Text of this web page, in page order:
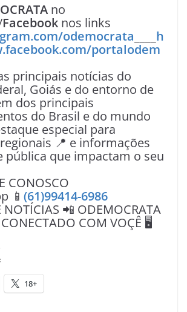
no
Facebook nos links
odemocrata
h
portalodem
principais notícias do
Goiás e do entorno de
dos principais
do Brasil e do mundo
especial para
📍 e informações
pública que impactam o seu
CONOSCO
📱 (61)99414-6986
NOTÍCIAS 📲 ODEMOCRATA
COM VOÇÊ 🖥️
18+